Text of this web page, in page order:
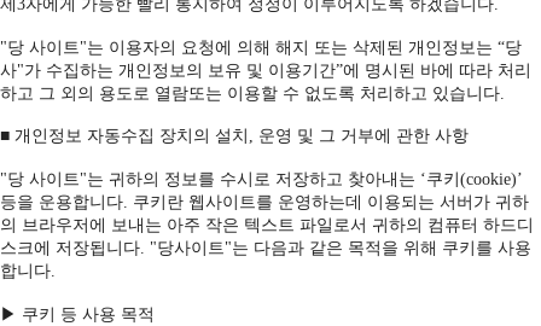
"당 사이트"는 이용자의 요청에 의해 해지 또는 삭제된 개인정보는 “당
사"가 수집하는 개인정보의 보유 및 이용기간”에 명시된 바에 따라 처리
하고 그 외의 용도로 열람또는 이용할 수 없도록 처리하고 있습니다.
■ 개인정보 자동수집 장치의 설치, 운영 및 그 거부에 관한 사항
"당 사이트"는 귀하의 정보를 수시로 저장하고 찾아내는 ‘쿠키(cookie)’
등을 운용합니다. 쿠키란 웹사이트를 운영하는데 이용되는 서버가 귀하
의 브라우저에 보내는 아주 작은 텍스트 파일로서 귀하의 컴퓨터 하드디
스크에 저장됩니다. "당사이트"는 다음과 같은 목적을 위해 쿠키를 사용
합니다.
▶ 쿠키 등 사용 목적